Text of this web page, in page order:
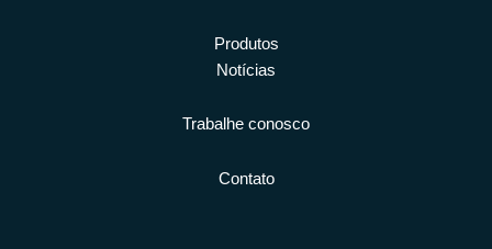
Produtos
Notícias
Trabalhe conosco
Contato